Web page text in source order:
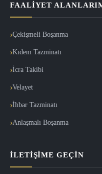
FAALIYET
Çekişmeli Boşanma
Kıdem Tazminatı
İcra Takibi
Velayet
İhbar Tazminatı
Anlaşmalı Boşanma
İLETIŞIME GEÇIN